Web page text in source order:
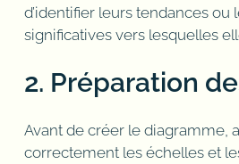
d’identifier leurs tendances ou
significatives vers lesquelles
2. Préparation
Avant de créer le diagramme,
correctement les échelles et